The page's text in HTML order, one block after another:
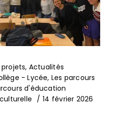
, Actualités
- Lycée, Les parcours
d'éducation
14 février 2026